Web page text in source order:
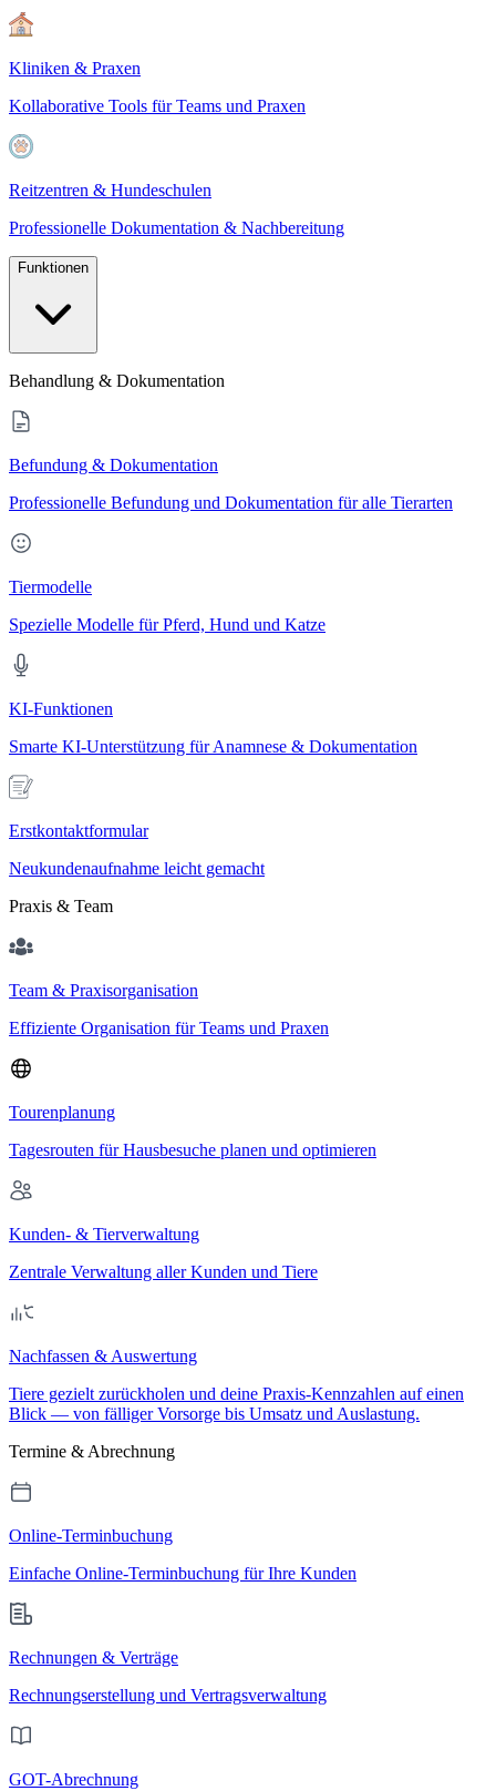
Kliniken & Praxen
Kollaborative Tools für Teams und Praxen
Reitzentren & Hundeschulen
Professionelle Dokumentation & Nachbereitung
Funktionen
Behandlung & Dokumentation
Befundung & Dokumentation
Professionelle Befundung und Dokumentation für alle Tierarten
Tiermodelle
Spezielle Modelle für Pferd, Hund und Katze
KI-Funktionen
Smarte KI-Unterstützung für Anamnese & Dokumentation
Erstkontaktformular
Neukundenaufnahme leicht gemacht
Praxis & Team
Team & Praxisorganisation
Effiziente Organisation für Teams und Praxen
Tourenplanung
Tagesrouten für Hausbesuche planen und optimieren
Kunden- & Tierverwaltung
Zentrale Verwaltung aller Kunden und Tiere
Nachfassen & Auswertung
Tiere gezielt zurückholen und deine Praxis-Kennzahlen auf einen
Blick — von fälliger Vorsorge bis Umsatz und Auslastung.
Termine & Abrechnung
Online-Terminbuchung
Einfache Online-Terminbuchung für Ihre Kunden
Rechnungen & Verträge
Rechnungserstellung und Vertragsverwaltung
GOT-Abrechnung